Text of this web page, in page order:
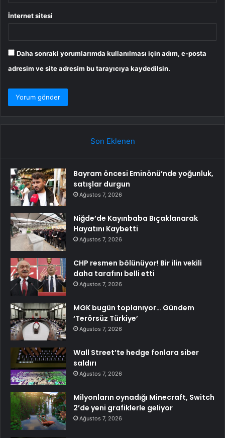
İnternet sitesi
Daha sonraki yorumlarımda kullanılması için adım, e-posta
adresim ve site adresim bu tarayıcıya kaydedilsin.
Son Eklenen
Bayram öncesi Eminönü’nde yoğunluk,
satışlar durgun
Ağustos 7, 2026
Niğde’de Kayınbaba Bıçaklanarak
Hayatını Kaybetti
Ağustos 7, 2026
CHP resmen bölünüyor! Bir ilin vekili
daha tarafını belli etti
Ağustos 7, 2026
MGK bugün toplanıyor… Gündem
‘Terörsüz Türkiye’
Ağustos 7, 2026
Wall Street’te hedge fonlara siber
saldırı
Ağustos 7, 2026
Milyonların oynadığı Minecraft, Switch
2’de yeni grafiklerle geliyor
Ağustos 7, 2026